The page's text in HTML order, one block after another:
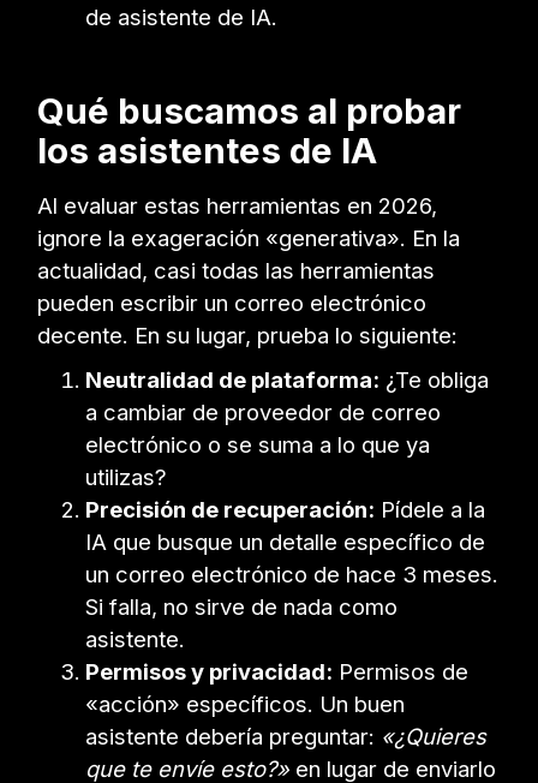
de asistente de IA.
Qué buscamos al probar
los asistentes de IA
Al evaluar estas herramientas en 2026,
ignore la exageración «generativa». En la
actualidad, casi todas las herramientas
pueden escribir un correo electrónico
decente. En su lugar, prueba lo siguiente:
Neutralidad de plataforma: ¿Te obliga
a cambiar de proveedor de correo
electrónico o se suma a lo que ya
utilizas?
Precisión de recuperación: Pídele a la
IA que busque un detalle específico de
un correo electrónico de hace 3 meses.
Si falla, no sirve de nada como
asistente.
Permisos y privacidad: Permisos de
«acción» específicos. Un buen
asistente debería preguntar: «¿Quieres
que te envíe esto?» en lugar de enviarlo